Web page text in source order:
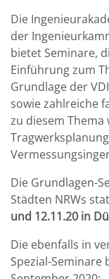
Die
der
bietet Seminare,
Einführung zum
Grundlage der
sowie zahlreiche
zu diesem Thema
Die Grundlagen-
Städten NRWs
und 12.11.20 in
Die ebenfalls in
Spezial-Seminare